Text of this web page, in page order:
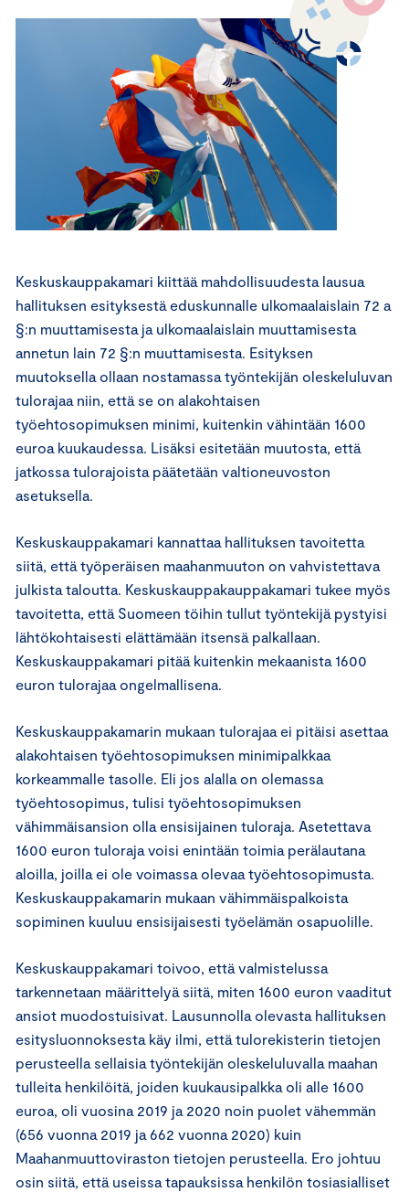
Keskuskauppakamari kiittää mahdollisuudesta lausua
hallituksen esityksestä eduskunnalle ulkomaalaislain 72 a
§:n muuttamisesta ja ulkomaalaislain muuttamisesta
annetun lain 72 §:n muuttamisesta. Esityksen
muutoksella ollaan nostamassa työntekijän oleskeluluvan
tulorajaa niin, että se on alakohtaisen
työehtosopimuksen minimi, kuitenkin vähintään 1600
euroa kuukaudessa. Lisäksi esitetään muutosta, että
jatkossa tulorajoista päätetään valtioneuvoston
asetuksella.
Keskuskauppakamari kannattaa hallituksen tavoitetta
siitä, että työperäisen maahanmuuton on vahvistettava
julkista taloutta. Keskuskauppakauppakamari tukee myös
tavoitetta, että Suomeen töihin tullut työntekijä pystyisi
lähtökohtaisesti elättämään itsensä palkallaan.
Keskuskauppakamari pitää kuitenkin mekaanista 1600
euron tulorajaa ongelmallisena.
Keskuskauppakamarin mukaan tulorajaa ei pitäisi asettaa
alakohtaisen työehtosopimuksen minimipalkkaa
korkeammalle tasolle. Eli jos alalla on olemassa
työehtosopimus, tulisi työehtosopimuksen
vähimmäisansion olla ensisijainen tuloraja. Asetettava
1600 euron tuloraja voisi enintään toimia perälautana
aloilla, joilla ei ole voimassa olevaa työehtosopimusta.
Keskuskauppakamarin mukaan vähimmäispalkoista
sopiminen kuuluu ensisijaisesti työelämän osapuolille.
Keskuskauppakamari toivoo, että valmistelussa
tarkennetaan määrittelyä siitä, miten 1600 euron vaaditut
ansiot muodostuisivat. Lausunnolla olevasta hallituksen
esitysluonnoksesta käy ilmi, että tulorekisterin tietojen
perusteella sellaisia työntekijän oleskeluluvalla maahan
tulleita henkilöitä, joiden kuukausipalkka oli alle 1600
euroa, oli vuosina 2019 ja 2020 noin puolet vähemmän
(656 vuonna 2019 ja 662 vuonna 2020) kuin
Maahanmuuttoviraston tietojen perusteella. Ero johtuu
osin siitä, että useissa tapauksissa henkilön tosiasialliset